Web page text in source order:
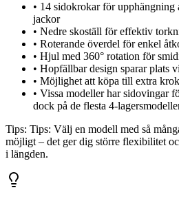
• 14 sidokrokar för
jackor
• Nedre skoställ för effektiv
• Roterande överdel för enkel
• Hjul med 360° rotation för
• Hopfällbar design sparar plats
• Möjlighet att köpa till extra
• Vissa modeller har sidovingar
dock på de flesta 4-
Tips: Tips: Välj en modell med så
möjligt – det ger dig större flexibilitet
i längden.